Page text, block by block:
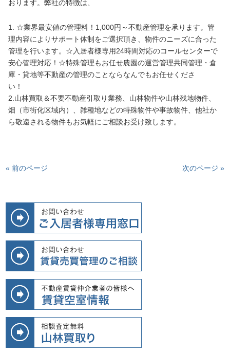
おります。弊社の特徴は、
1. ☆業界最安値の管理料！1,000円～不動産管理を承ります。管
理内容によりサポート体制をご選択頂き、物件のニーズに合った
管理を行います。☆入居者様専用24時間対応のコールセンターで
安心管理対応！☆特殊管理もお任せ農園の運営管理共同管理・倉
庫・貸地等不動産の管理のことならなんでもお任せくださ
い！
2.山林買取＆不要不動産引取り業務、山林物件や山林残地物件、
畑（市街化区域内）、雑種地などの特殊物件や事故物件、他社か
ら敬遠される物件もお気軽にご相談お受け致します。
« 前のページ 次のページ »